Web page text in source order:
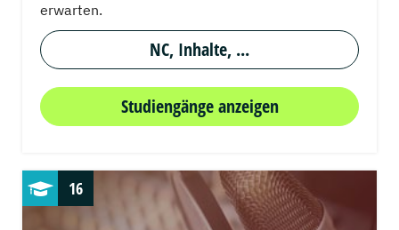
erwarten.
NC, Inhalte, ...
Studiengänge anzeigen
16